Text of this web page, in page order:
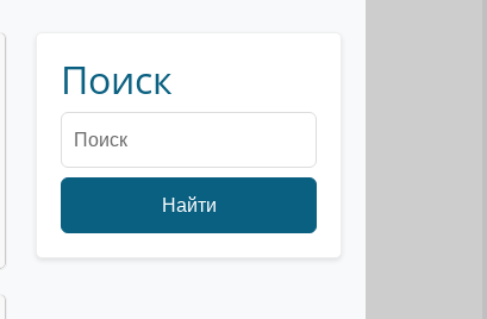
Поиск
Найти